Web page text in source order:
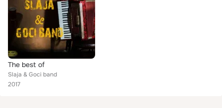
The best of
Slaja & Goci band
2017